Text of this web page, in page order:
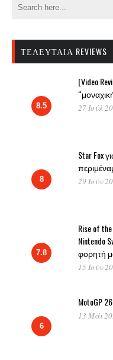
ΤΕΛΕΥΤΑΊΑ REVIEWS
8.5
[Video
27 Ιούλ
8
Star Fox
29 Ιούν
7.8
Rise of
Nintendo
φορητή
15 Ιούν
6
MotoGP
13 Μάι